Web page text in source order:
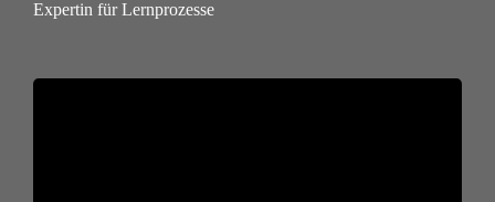
Expertin für Lernprozesse